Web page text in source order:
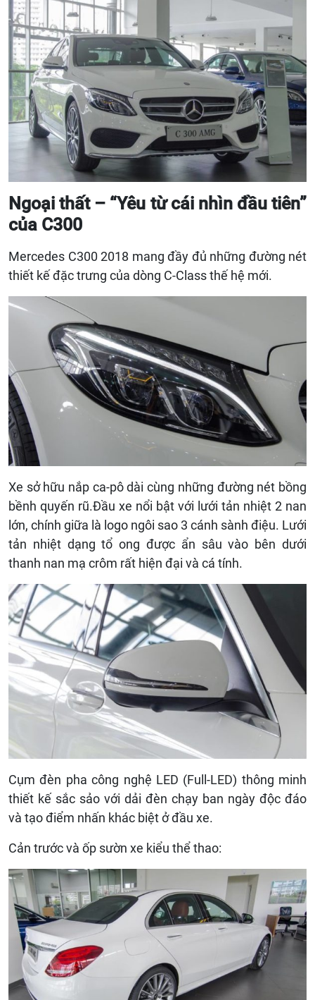
Ngoại thất – “Yêu từ cái nhìn đầu tiên”
của C300
Mercedes C300 2018 mang đầy đủ những đường nét
thiết kế đặc trưng của dòng C-Class thế hệ mới.
Xe sở hữu nắp ca-pô dài cùng những đường nét bồng
bềnh quyến rũ.Đầu xe nổi bật với lưới tản nhiệt 2 nan
lớn, chính giữa là logo ngôi sao 3 cánh sành điệu. Lưới
tản nhiệt dạng tổ ong được ẩn sâu vào bên dưới
thanh nan mạ crôm rất hiện đại và cá tính.
Cụm đèn pha công nghệ LED (Full-LED) thông minh
thiết kế sắc sảo với dải đèn chạy ban ngày độc đáo
và tạo điểm nhấn khác biệt ở đầu xe.
Cản trước và ốp sườn xe kiểu thể thao: